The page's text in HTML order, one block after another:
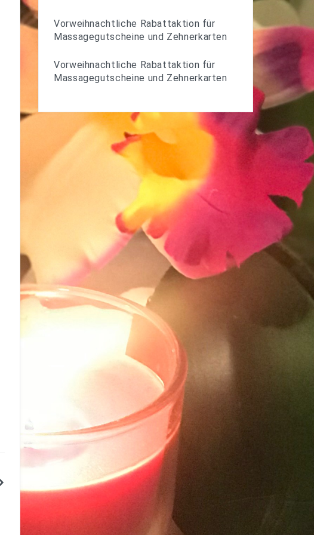
Vorweihnachtliche Rabattaktion für
Massagegutscheine und Zehnerkarten
Vorweihnachtliche Rabattaktion für
Massagegutscheine und Zehnerkarten